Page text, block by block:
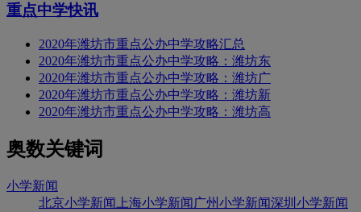
重点中学快讯
2020年潍坊市重点公办中学攻略汇总
2020年潍坊市重点公办中学攻略：潍坊东
2020年潍坊市重点公办中学攻略：潍坊广
2020年潍坊市重点公办中学攻略：潍坊新
2020年潍坊市重点公办中学攻略：潍坊高
奥数关键词
小学新闻
北京小学新闻
上海小学新闻 广州小学新闻深圳小学新闻